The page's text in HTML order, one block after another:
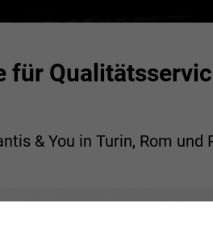
für
& You in Turin, Rom